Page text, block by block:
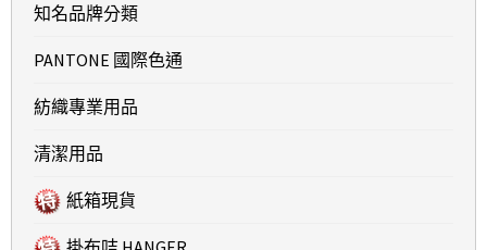
知名品牌分類
PANTONE 國際色通
紡織專業用品
清潔用品
紙箱現貨